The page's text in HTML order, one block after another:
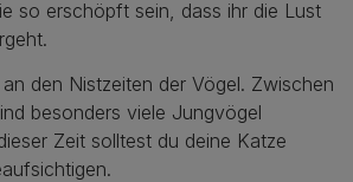
so erschöpft sein, dass ihr die Lust
den Nistzeiten der Vögel. Zwischen
besonders viele Jungvögel
Zeit solltest du deine Katze